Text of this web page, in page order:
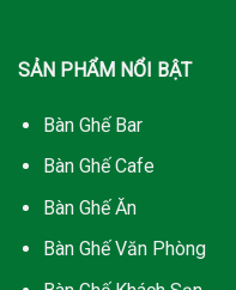
SẢN PHẨM NỔI BẬT
Bàn Ghế Bar
Bàn Ghế Cafe
Bàn Ghế Ăn
Bàn Ghế Văn Phòng